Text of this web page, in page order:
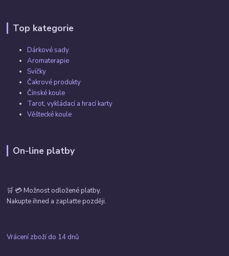
Top kategorie
Dárkové sady
Aromaterapie
Svíčky
Čakrové produkty
Čínské koule
Tarot, vykládací a hrací karty
Věštecké koule
On-line platby
🛒 💳 Možnost odložené platby.
Nakupte ihned a zaplaťte později.
Vrácení zboží do 14 dnů